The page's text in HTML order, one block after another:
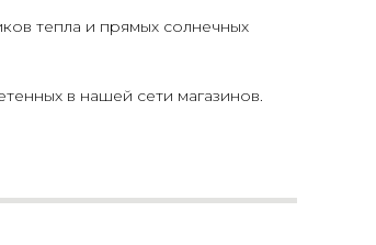
тепла и прямых солнечных
в нашей сети магазинов.